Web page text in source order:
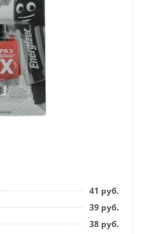
41 руб.
39 руб.
38 руб.